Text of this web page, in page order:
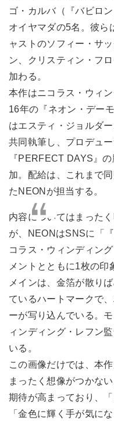
ゴ・カルバ（『バビロ
オイヤマダの5名。彼ら
ャストのソフィー・サ
ン、クリスティン・フ
加わる。
本作はニコラス・ウィ
16年の『ネオン・デー
はエスティ・ジョルダ
共同執筆し、プロデュ
『PERFECT DAYS』
加。配給は、これまで
たNEONが担当する。
内容についてはまった
が、NEONはSNSに「
コラス・ウィンディン
メントとともに1枚の
メインは、金箔が散り
ているハートマークで
ーが写り込んでいる。
ィンディング・レフン
いる。
この画像だけでは、本
まったく想像がつかな
期待が高まっており、
「金色に輝く手が気に